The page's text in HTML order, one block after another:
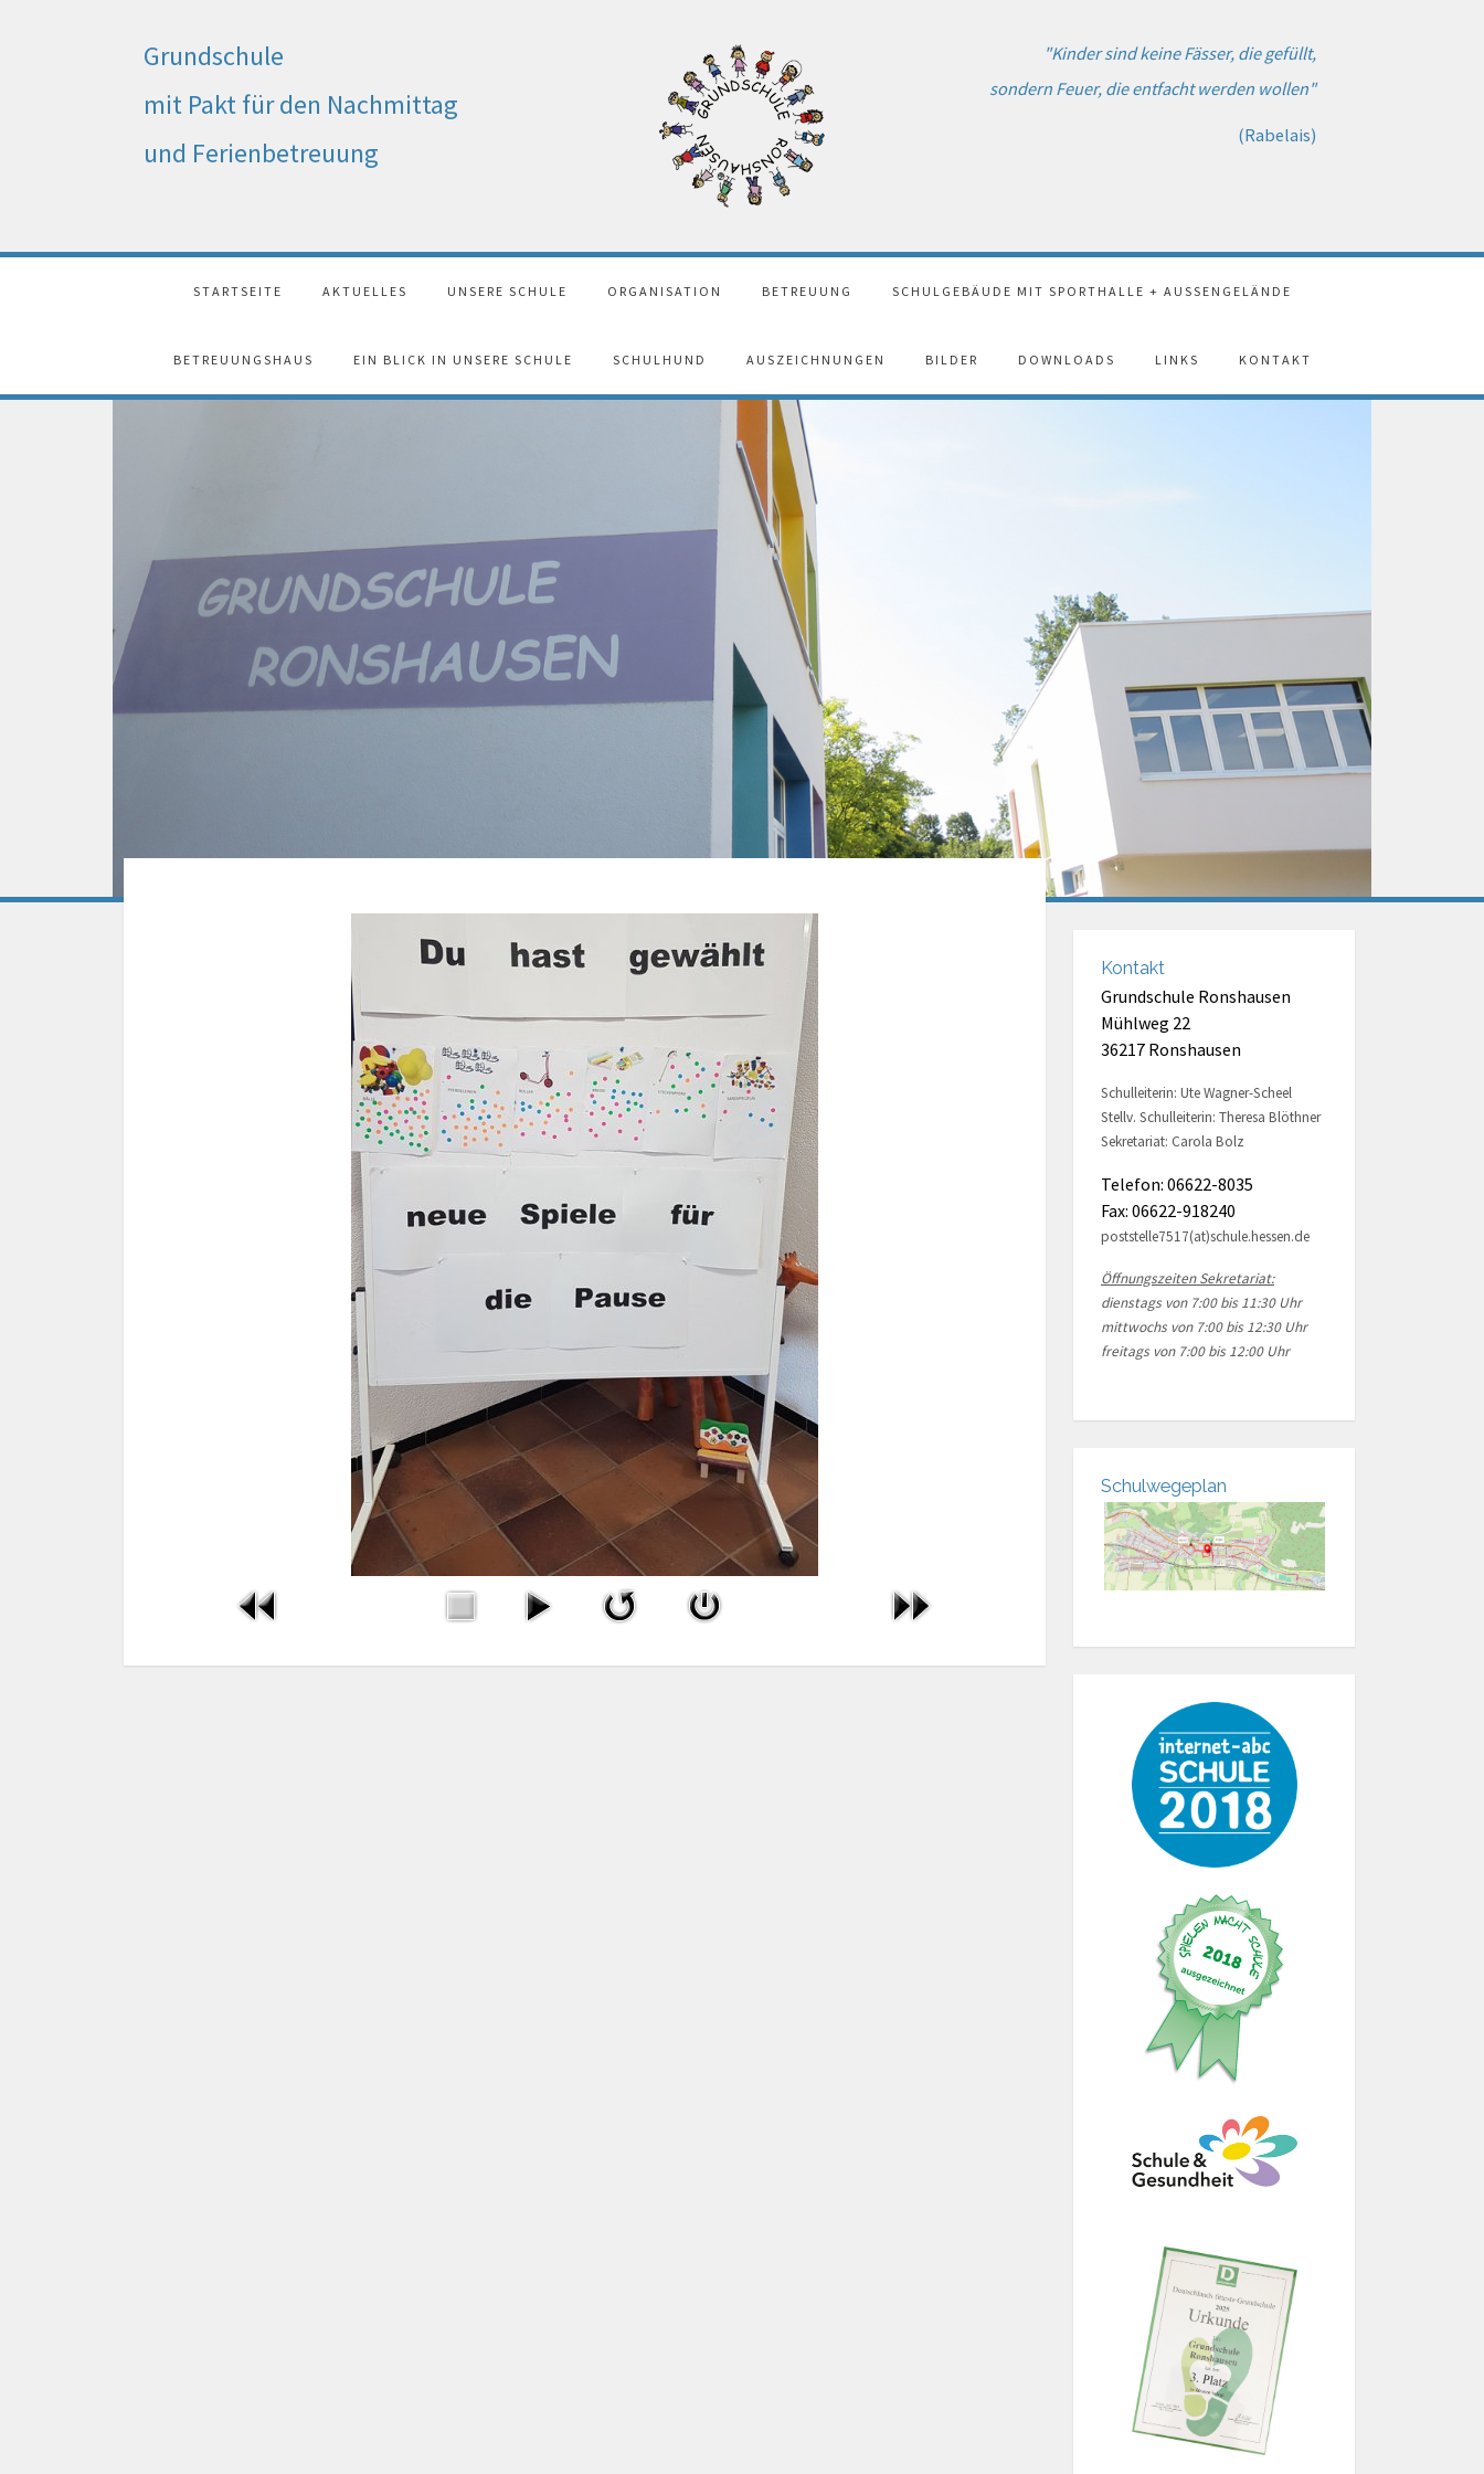
Grundschule
mit Pakt für den Nachmittag
und Ferienbetreuung
"Kinder sind keine Fässer, die gefüllt,
sondern Feuer, die entfacht werden wollen"
(Rabelais)
STARTSEITE AKTUELLES UNSERE SCHULE ORGANISATION BETREUUNG SCHULGEBÄUDE MIT SPORTHALLE + AUSSENGELÄNDE
BETREUUNGSHAUS EIN BLICK IN UNSERE SCHULE SCHULHUND AUSZEICHNUNGEN BILDER DOWNLOADS LINKS KONTAKT
Kontakt
Grundschule Ronshausen
Mühlweg 22
36217 Ronshausen
Schulleiterin: Ute Wagner-Scheel
Stellv. Schulleiterin: Theresa Blöthner
Sekretariat: Carola Bolz
Telefon: 06622-8035
Fax: 06622-918240
poststelle7517(at)schule.hessen.de
Öffnungszeiten Sekretariat:
dienstags von 7:00 bis 11:30 Uhr
mittwochs von 7:00 bis 12:30 Uhr
freitags von 7:00 bis 12:00 Uhr
Schulwegeplan